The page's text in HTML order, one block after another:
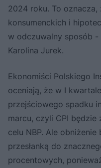
2024 roku. To
konsumenckich i
w odczuwalny sposób
Karolina Jurek.
Ekonomiści Polskiego
oceniają, że w I
przejściowego spadku
marcu, czyli CPI
celu NBP. Ale
przesłanką do
procentowych,